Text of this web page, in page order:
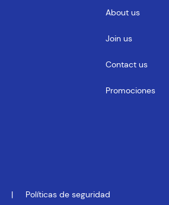
About us
Join us
Contact us
Promociones
Políticas de seguridad